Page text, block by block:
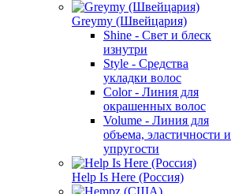
Greymy (Швейцария)
Shine - Свет и блеск
изнутри
Style - Средства
укладки волос
Color - Линия для
окрашенных волос
Volume - Линия для
объема, эластичности и
упругости
Help Is Here (Россия)